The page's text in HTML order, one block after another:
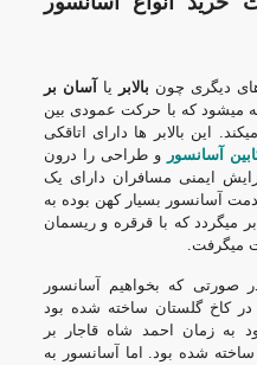
دیگری چون بالابر یا
آسان بر
میشود که با حرکت عمودی بین
این بالابر ها دارای اتاقکی
آسانسور و طراحی را درون
ایمنی مسافران دارای یک
آسانسور بسیار کهن بوده به
میگردد که با قرقره و ریسمان
میگرفت.
صورتی که بخواهیم آسانسور
کاخ گلستان ساخته شده بود
به زمان احمد شاه قاجار بر
ساخته شده بود. اما آسانسور به